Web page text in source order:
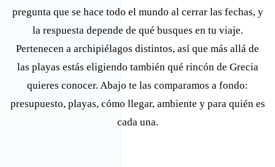
pregunta que se hace todo el mundo al cerrar las fechas, y
la respuesta depende de qué busques en tu viaje.
Pertenecen a archipiélagos distintos, así que más allá de
las playas estás eligiendo también qué rincón de Grecia
quieres conocer. Abajo te las comparamos a fondo:
presupuesto, playas, cómo llegar, ambiente y para quién es
cada una.